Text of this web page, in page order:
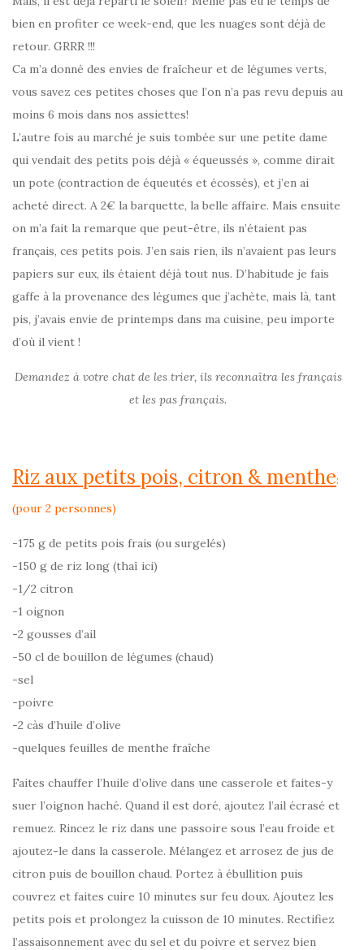
bien en profiter ce week-end, que les nuages sont déjà de
retour. GRRR !!!
Ca m’a donné des envies de fraîcheur et de légumes verts,
vous savez ces petites choses que l’on n’a pas revu depuis au
moins 6 mois dans nos assiettes!
L’autre fois au marché je suis tombée sur une petite dame
qui vendait des petits pois déjà « équeussés », comme dirait
un pote (contraction de équeutés et écossés), et j’en ai
acheté direct. A 2€ la barquette, la belle affaire. Mais ensuite
on m’a fait la remarque que peut-être, ils n’étaient pas
français, ces petits pois. J’en sais rien, ils n’avaient pas leurs
papiers sur eux, ils étaient déjà tout nus. D’habitude je fais
gaffe à la provenance des légumes que j’achète, mais là, tant
pis, j’avais envie de printemps dans ma cuisine, peu importe
d’où il vient !
Demandez à votre chat de les trier, ils reconnaîtra les français
et les pas français.
Riz aux petits pois, citron & menthe:
(pour 2 personnes)
-175 g de petits pois frais (ou surgelés)
-150 g de riz long (thaï ici)
-1/2 citron
-1 oignon
-2 gousses d’ail
-50 cl de bouillon de légumes (chaud)
-sel
-poivre
-2 càs d’huile d’olive
-quelques feuilles de menthe fraîche
Faites chauffer l’huile d’olive dans une casserole et faites-y
suer l’oignon haché. Quand il est doré, ajoutez l’ail écrasé et
remuez. Rincez le riz dans une passoire sous l’eau froide et
ajoutez-le dans la casserole. Mélangez et arrosez de jus de
citron puis de bouillon chaud. Portez à ébullition puis
couvrez et faites cuire 10 minutes sur feu doux. Ajoutez les
petits pois et prolongez la cuisson de 10 minutes. Rectifiez
l’assaisonnement avec du sel et du poivre et servez bien